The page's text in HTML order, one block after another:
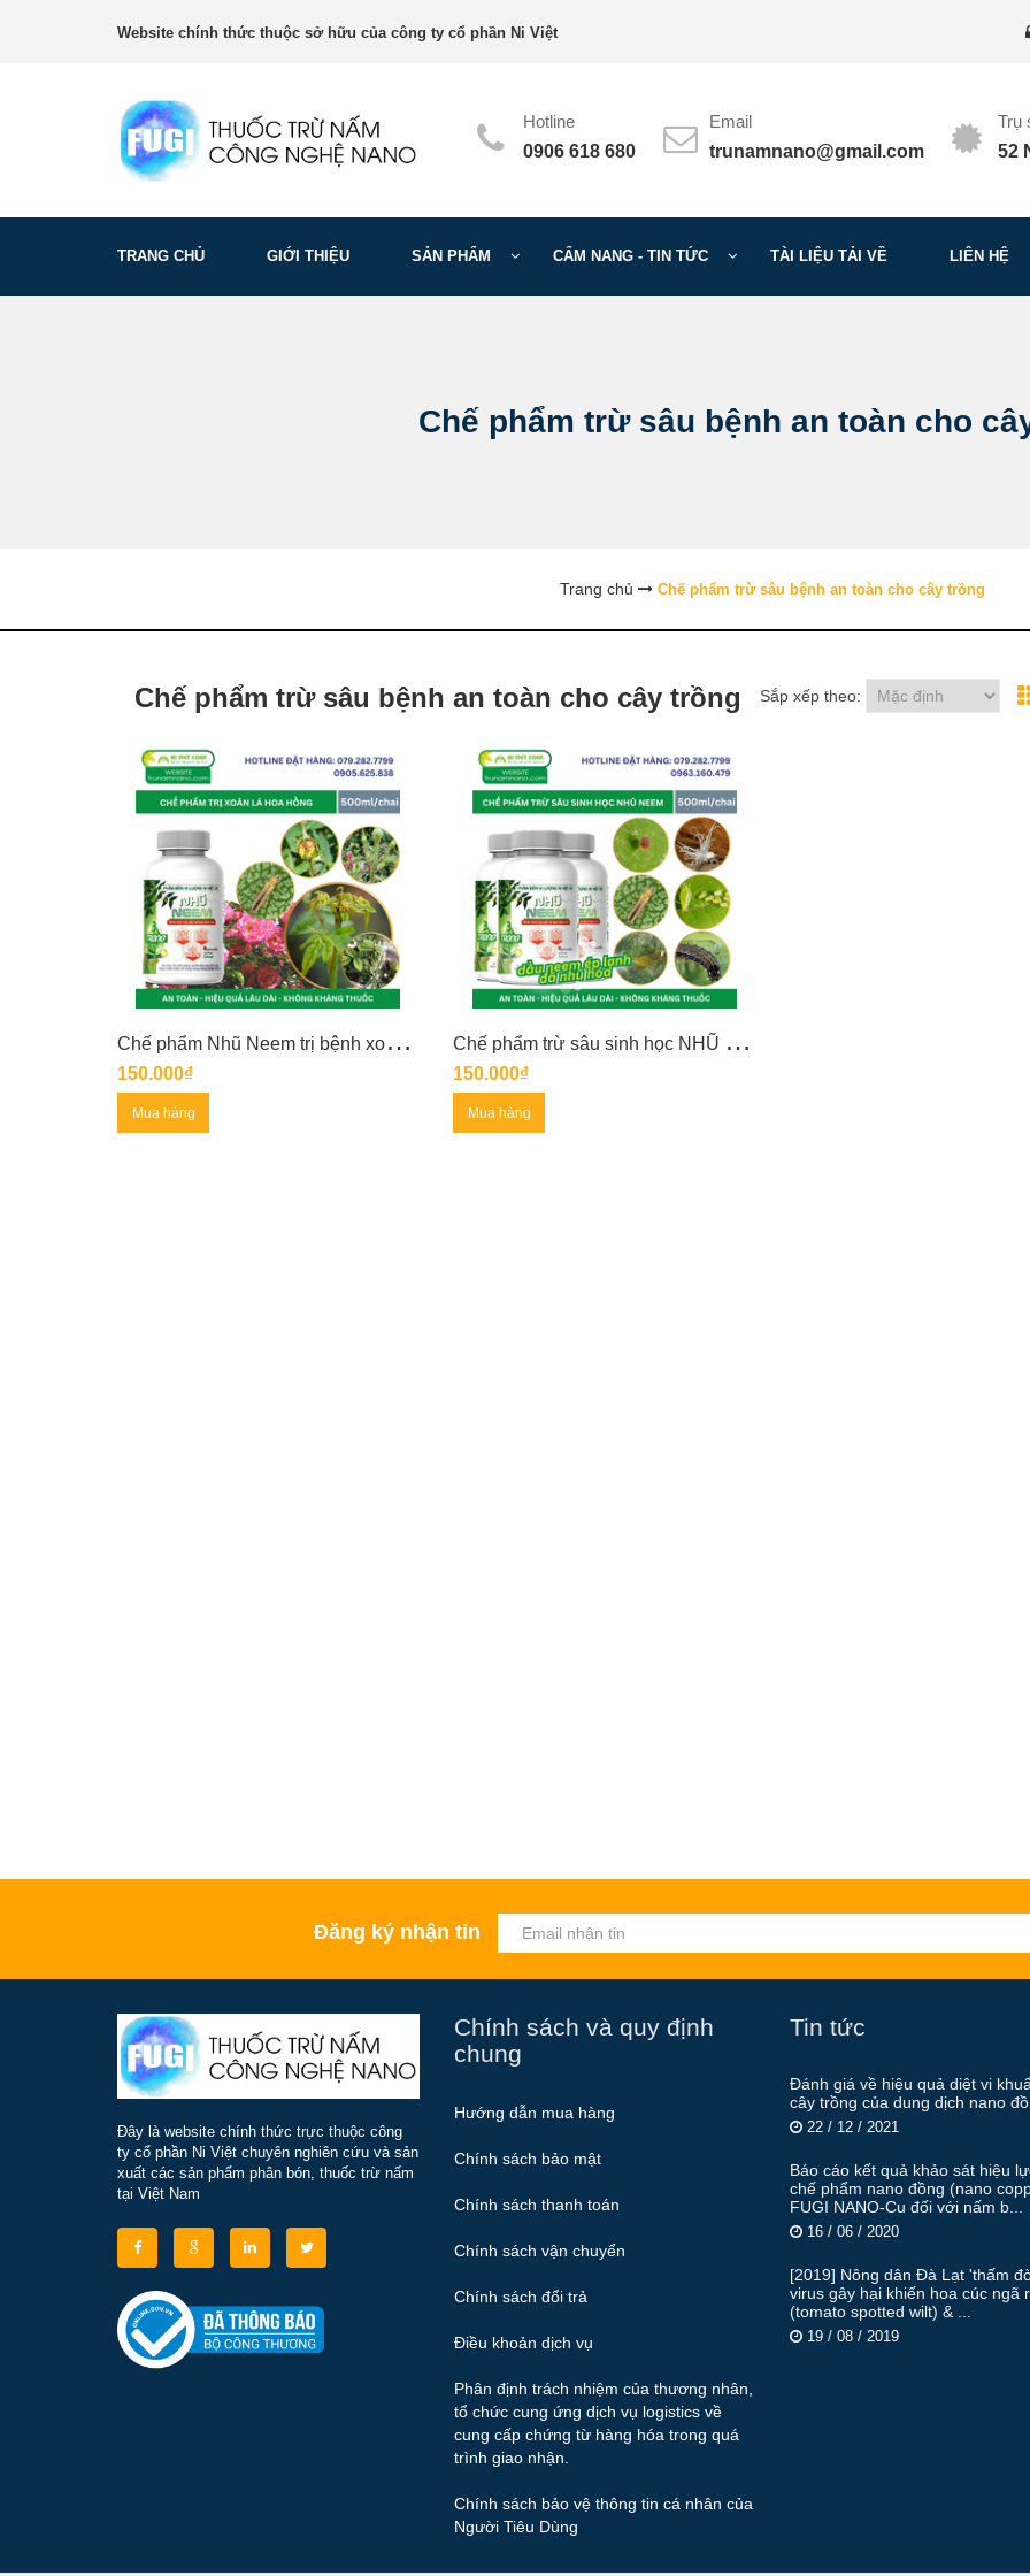
Website chính thức thuộc sở hữu của công ty cổ phần Ni Việt
Hotline
0906 618 680
Email
trunamnano@gmail.com
Trụ
52
TRANG CHỦ GIỚI THIỆU SẢN PHẨM CẨM NANG - TIN TỨC TÀI LIỆU TẢI VỀ LIÊN HỆ
Chế phẩm trừ sâu bệnh an toàn cho
Trang chủ Chế phẩm trừ sâu bệnh an toàn cho cây trồng
Chế phẩm trừ sâu bệnh an toàn cho cây trồng Sắp xếp theo:
C
hế phẩm Nhũ Neem trị bệnh xoăn lá ở hoa hồng do bọ trĩ
150.000₫
Mua hàng
C
hế phẩm trừ sâu sinh học NHŨ NEEM
150.000₫
Mua hàng
Đăng ký nhận tin
Đây là website chính thức trực thuộc công
ty cổ phần Ni Việt chuyên nghiên cứu và sản
xuất các sản phẩm phân bón, thuốc trừ nấm
tại Việt Nam
Chính sách và quy định
chung
Hướng dẫn mua hàng
Chính sách bảo mật
Chính sách thanh toán
Chính sách vận chuyển
Chính sách đổi trả
Điều khoản dịch vụ
Phân định trách nhiệm của thương nhân,
tổ chức cung ứng dịch vụ logistics về
cung cấp chứng từ hàng hóa trong quá
trình giao nhận.
Chính sách bảo vệ thông tin cá nhân của
Người Tiêu Dùng
Tin tức
Đánh giá về hiệu quả diệt vi
cây trồng của dung dịch nano
22 / 12 / 2021
Báo cáo kết quả khảo sát hiệu
chế phẩm nano đồng (nano
FUGI NANO-Cu đối với nấm b...
16 / 06 / 2020
[2019] Nông dân Đà Lạt 'thấm
virus gây hại khiến hoa cúc ngã
(tomato spotted wilt) & ...
19 / 08 / 2019